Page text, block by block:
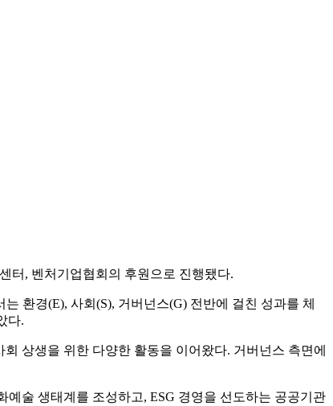
터, 벤처기업협회의 후원으로 진행됐다.
환경(E), 사회(S), 거버넌스(G) 전반에 걸친 성과를 체
다.
상생을 위한 다양한 활동을 이어왔다. 거버넌스 측면에
술 생태계를 조성하고, ESG 경영을 선도하는 공공기관